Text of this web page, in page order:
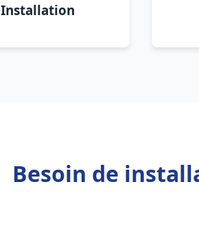
Installation
Besoin de